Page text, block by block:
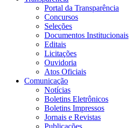
Portal da Transparência
Concursos
Seleções
Documentos Institucionais
Editais
Licitações
Ouvidoria
Atos Oficiais
Comunicação
Notícias
Boletins Eletrônicos
Boletins Impressos
Jornais e Revistas